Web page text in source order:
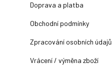
Doprava a platba
Obchodní podmínky
Zpracování osobních údajů
Vrácení / výměna zboží